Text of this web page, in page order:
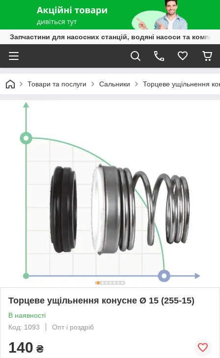
Запчастини для насосних станцій, водяні насоси та
Товари та послуги Сальники Торцеве ущільнення
Торцеве ущільнення конусне Ø 15 (255-15)
В наявності
Код: 1093
Опт і роздріб
140 ₴